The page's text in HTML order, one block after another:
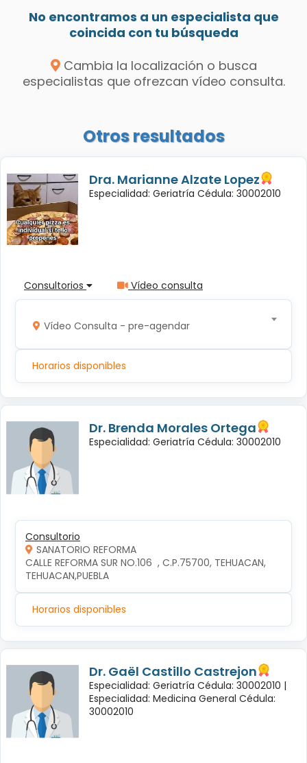
No encontramos a un especialista que
coincida con tu búsqueda
Cambia la localización o busca
especialistas que ofrezcan vídeo consulta.
Otros resultados
Dra. Marianne Alzate Lopez
Especialidad: Geriatría Cédula: 30002010
Consultorios Vídeo consulta
Vídeo Consulta - pre-agendar
Horarios disponibles
Dr. Brenda Morales Ortega
Especialidad: Geriatría Cédula: 30002010
Consultorio
SANATORIO REFORMA
CALLE REFORMA SUR NO.106  , C.P.75700, TEHUACAN,
TEHUACAN,PUEBLA
Horarios disponibles
Dr. Gaël Castillo Castrejon
Especialidad: Geriatría Cédula: 30002010 |
Especialidad: Medicina General Cédula:
30002010